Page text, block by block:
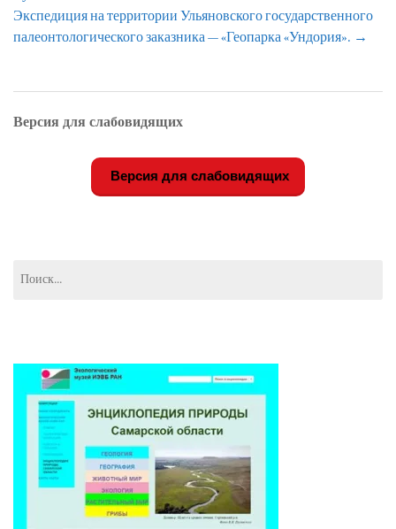
записям
Экспедиция на территории Ульяновского государственного
палеонтологического заказника — «Геопарка «Ундория». →
Версия для слабовидящих
Версия для слабовидящих